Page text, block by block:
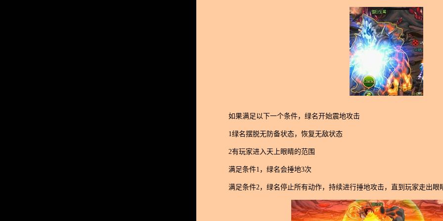
如果满足以下一个条件，绿名开始震地攻击
1绿名摆脱无防备状态，恢复无敌状态
2有玩家进入天上眼睛的范围
满足条件1，绿名会捶地3次
满足条件2，绿名停止所有动作，持续进行捶地攻击，直到玩家走出眼